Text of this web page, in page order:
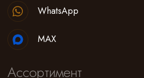
Ассортимент
WhatsApp
MAX